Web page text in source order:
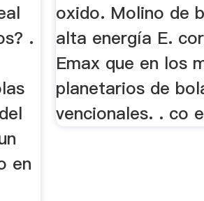
.
en
oxido. Molino de
alta energía E.
Emax que en los
planetarios de
vencionales. . co